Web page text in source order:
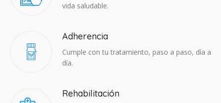
vida saludable.
Adherencia​
Cumple con tu tratamiento, paso a paso, día a
día.
Rehabilitación